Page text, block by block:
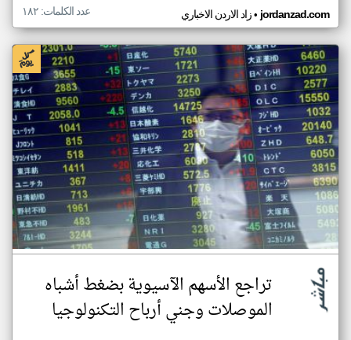
زاد الاردن الاخباري•jordanzad.com عدد الكلمات: ١٨٢
تراجع الأسهم الآسيوية بضغط أشباه
الموصلات وجني أرباح التكنولوجيا